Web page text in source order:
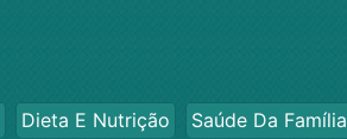
Dieta E Nutrição
Saúde Da Família